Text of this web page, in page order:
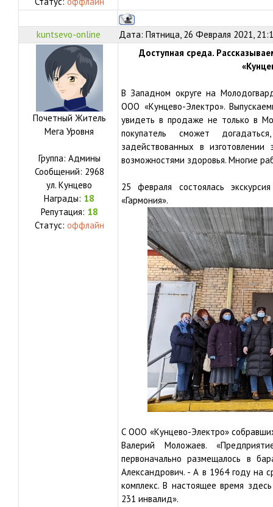
kuntsevo-online Дата: Пятница, 26 Февраля 2021,
Почетный Житель
Мега Уровня
Группа: Админы
Сообщений: 2968
ул. Кунцево
Награды: 18
Репутация: 18
Статус: оффлайн
Доступная среда.
В Западном округе на
ООО «Кунцево-Электро».
увидеть в продаже не только в
покупатель сможет
задействованных в
возможностями здоровья. Многие
25 февраля состоялась
«Гармония».
С ООО «Кунцево-Электро»
Валерий Моложаев.
первоначально размещалось в
Александрович. - А в 1964 году на
комплекс. В настоящее время
231 инвалид».